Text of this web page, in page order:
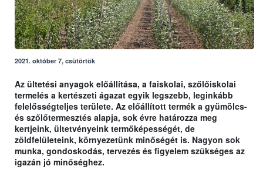
2021. október 7, csütörtök
Az ültetési anyagok előállítása, a faiskolai, szőlőiskolai
termelés a kertészeti ágazat egyik legszebb, leginkább
felelősségteljes területe. Az előállított termék a gyümölcs-
és szőlőtermesztés alapja, sok évre határozza meg
kertjeink, ültetvényeink termőképességét, de
zöldfelületeink, környezetünk minőségét is. Nagyon sok
munka, gondoskodás, tervezés és figyelem szükséges az
igazán jó minőséghez.